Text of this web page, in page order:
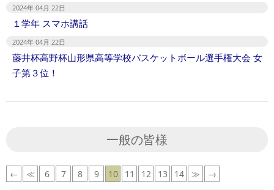
2024年 04月 22日
１学年 スマホ講話
2024年 04月 22日
藤井杯高野杯山形県高等学校バスケットボール選手権大会 女
子第３位！
一般の皆様
← ≪ 6 7 8 9 10 11 12 13 14 ≫ →